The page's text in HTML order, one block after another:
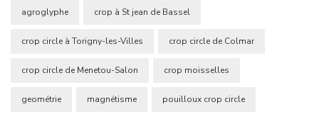
dans
une
fenêtre)
dans
fenêtre)
agroglyphe crop à St jean de Bassel
crop circle à Torigny-les-Villes crop circle de Colmar
crop circle de Menetou-Salon crop moisselles
geométrie magnétisme pouilloux crop circle